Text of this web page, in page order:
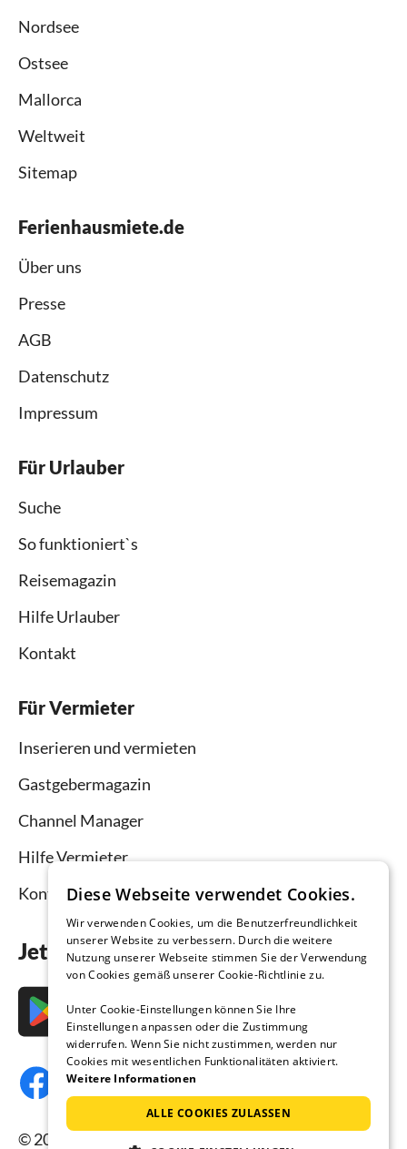
Nordsee
Ostsee
Mallorca
Weltweit
Sitemap
Ferienhausmiete.de
Über uns
Presse
AGB
Datenschutz
Impressum
Für Urlauber
Suche
So funktioniert`s
Reisemagazin
Hilfe Urlauber
Kontakt
Für Vermieter
Inserieren und vermieten
Gastgebermagazin
Channel Manager
Hilfe Vermieter
Kontakt
Jetzt die App downloaden
© 2026 Ferienhausmiete.de, alle Rechte
Diese Webseite verwendet Cookies.
Wir verwenden Cookies, um die Benutzerfreundlichkeit
unserer Website zu verbessern. Durch die weitere
Nutzung unserer Webseite stimmen Sie der Verwendung
von Cookies gemäß unserer Cookie-Richtlinie zu.
Unter Cookie-Einstellungen können Sie Ihre
Einstellungen anpassen oder die Zustimmung
widerrufen. Wenn Sie nicht zustimmen, werden nur
Cookies mit wesentlichen Funktionalitäten aktiviert.
Weitere Informationen
ALLE COOKIES ZULASSEN